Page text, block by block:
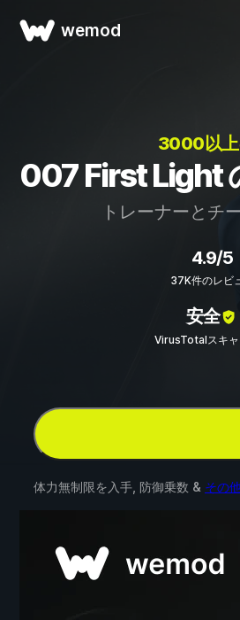
wemod
3000以
007 First Light
トレーナーとチ
4.9/5
37K件のレビ
安全
VirusTotalスキャ
体力無制限を入手, 防御乗数 & その